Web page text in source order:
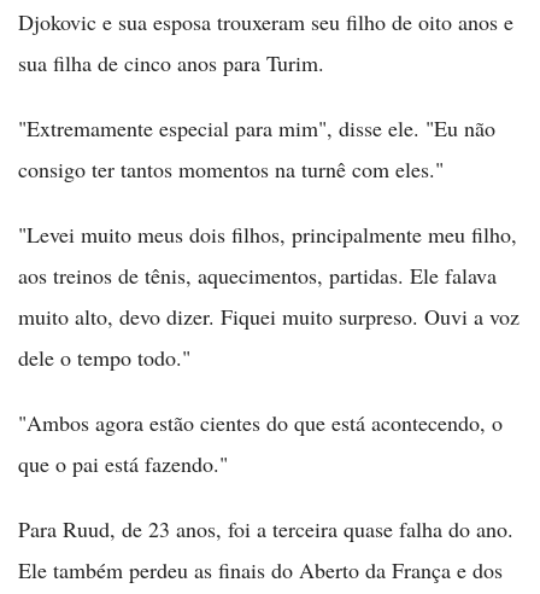
Djokovic e sua esposa trouxeram seu filho de oito anos e
sua filha de cinco anos para Turim.
"Extremamente especial para mim", disse ele. "Eu não
consigo ter tantos momentos na turnê com eles."
"Levei muito meus dois filhos, principalmente meu filho,
aos treinos de tênis, aquecimentos, partidas. Ele falava
muito alto, devo dizer. Fiquei muito surpreso. Ouvi a voz
dele o tempo todo."
"Ambos agora estão cientes do que está acontecendo, o
que o pai está fazendo."
Para Ruud, de 23 anos, foi a terceira quase falha do ano.
Ele também perdeu as finais do Aberto da França e dos